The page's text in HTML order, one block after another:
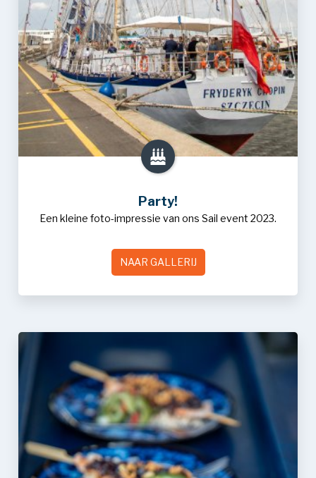
Party!
Een kleine foto-impressie van ons Sail event 2023.
NAAR GALLERIJ